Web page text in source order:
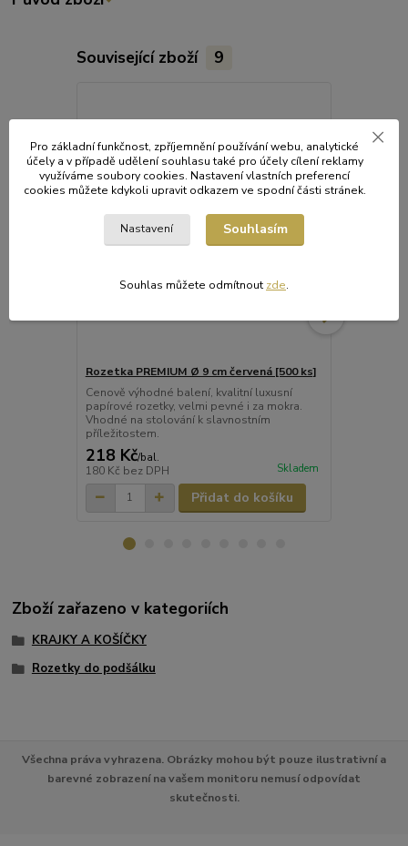
Související zboží 9
Rozetka PREMIUM Ø 9 cm červená [500 ks]
Cenově výhodné balení, kvalitní luxusní
papírové rozetky, velmi pevné i za mokra.
Vhodné na stolování k slavnostním
příležitostem.
218 Kč/bal.
180 Kč bez DPH Skladem
Přidat do košíku
Zboží zařazeno v kategoriích
KRAJKY A KOŠÍČKY
Rozetky do podšálku
Všechna práva vyhrazena. Obrázky mohou být pouze ilustrativní a
barevné zobrazení na vašem monitoru nemusí odpovídat
skutečnosti.
Pro základní funkčnost, zpříjemnění používání webu, analytické
účely a v případě udělení souhlasu také pro účely cílení reklamy
využíváme soubory cookies. Nastavení vlastních preferencí
cookies můžete kdykoli upravit odkazem ve spodní části stránek.
Nastavení Souhlasím
Souhlas můžete odmítnout zde.